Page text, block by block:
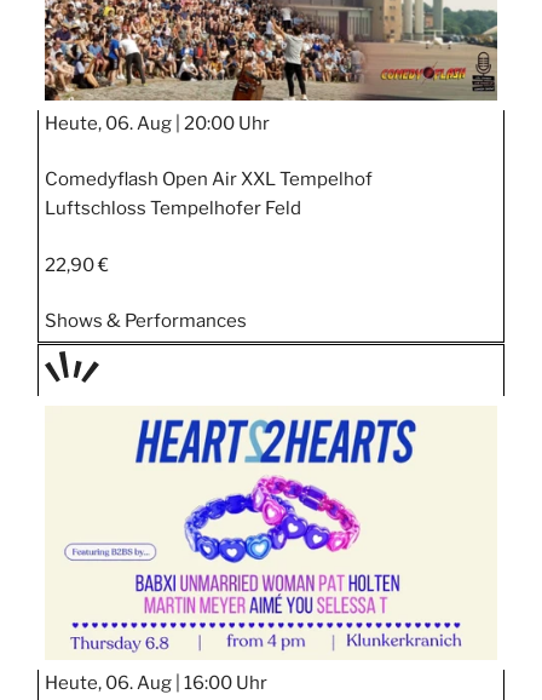
Heute, 06. Aug | 20:00 Uhr
Comedyflash Open Air XXL Tempelhof
Luftschloss Tempelhofer Feld
22,90 €
Shows & Performances
TAGE
Heute, 06. Aug | 16:00 Uhr